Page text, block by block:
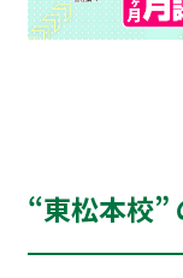
“東松本校”